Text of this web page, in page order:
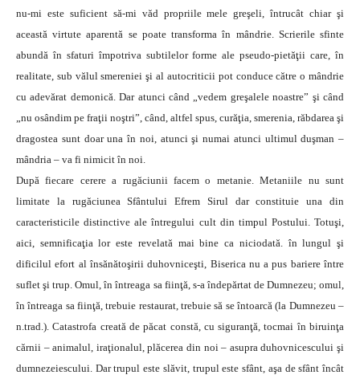
nu-mi este suficient să-mi văd propriile mele greşeli, întrucât chiar şi
această virtute aparentă se poate transforma în mândrie. Scrierile sfinte
abundă în sfaturi împotriva subtilelor forme ale pseudo-pietăţii care, în
realitate, sub vălul smereniei şi al autocriticii pot conduce către o mândrie
cu adevărat demonică. Dar atunci când „vedem greşalele noastre” şi când
„nu osândim pe fraţii noştri”, când, altfel spus, curăţia, smerenia, răbdarea şi
dragostea sunt doar una în noi, atunci şi numai atunci ultimul duşman –
mândria – va fi nimicit în noi.
După fiecare cerere a rugăciunii facem o metanie. Metaniile nu sunt
limitate la rugăciunea Sfântului Efrem Sirul dar constituie una din
caracteristicile distinctive ale întregului cult din timpul Postului. Totuşi,
aici, semnificaţia lor este revelată mai bine ca niciodată. în lungul şi
dificilul efort al însănătoşirii duhovniceşti, Biserica nu a pus bariere între
suflet şi trup. Omul, în întreaga sa fiinţă, s-a îndepărtat de Dumnezeu; omul,
în întreaga sa fiinţă, trebuie restaurat, trebuie să se întoarcă (la Dumnezeu –
n.trad.). Catastrofa creată de păcat constă, cu siguranţă, tocmai în biruinţa
cărnii – animalul, iraţionalul, plăcerea din noi – asupra duhovnicescului şi
dumnezeiescului. Dar trupul este slăvit, trupul este sfânt, aşa de sfânt încât